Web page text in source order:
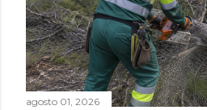
agosto 01, 2026